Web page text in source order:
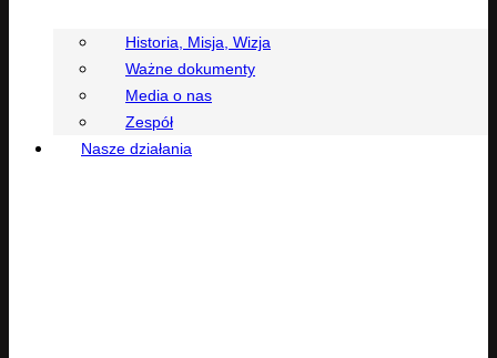
Historia, Misja, Wizja
Ważne dokumenty
Media o nas
Zespół
Nasze działania